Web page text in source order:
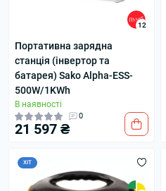
12
Портативна зарядна
станція (інвертор та
батарея) Sako Alpha-ESS-
500W/1KWh
В наявності
0
21 597 ₴
ХІТ